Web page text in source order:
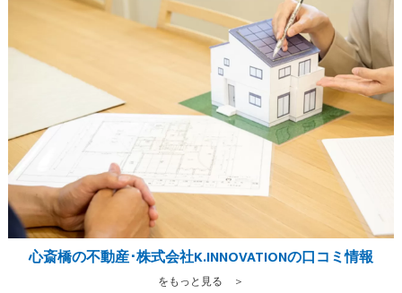
心斎橋の不動産･株式会社K.INNOVATIONの口コミ情報
をもっと見る ＞